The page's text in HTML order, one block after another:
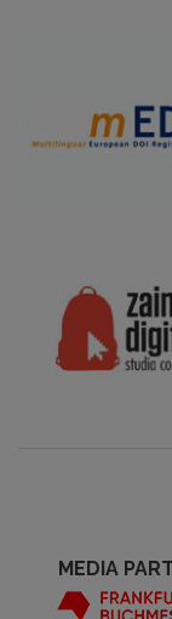
MEDIA